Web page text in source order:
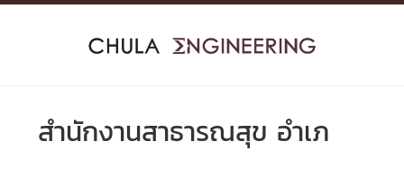
Skip
สำนักงานสาธารณสุข อำเภ